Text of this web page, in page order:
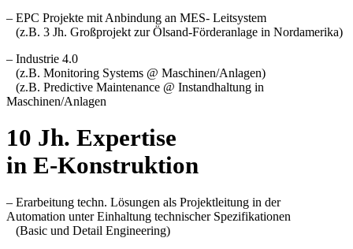
– EPC Projekte mit Anbindung an MES- Leitsystem
(z.B. 3 Jh. Großprojekt zur Ölsand-Förderanlage in Nordamerika)
– Industrie 4.0
(z.B. Monitoring Systems @ Maschinen/Anlagen)
(z.B. Predictive Maintenance @ Instandhaltung in
Maschinen/Anlagen
10 Jh. Expertise
in E-Konstruktion
– Erarbeitung techn. Lösungen als Projektleitung in der
Automation unter Einhaltung technischer Spezifikationen
(Basic und Detail Engineering)